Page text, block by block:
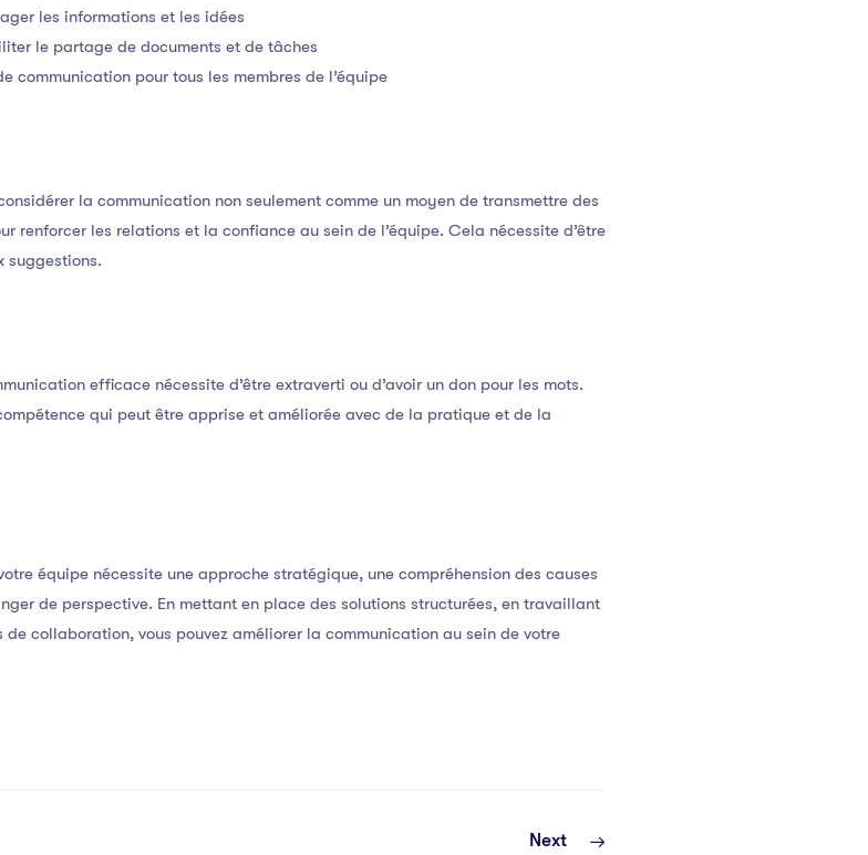
les informations et les idées
le partage de documents et de tâches
communication pour tous les membres de l’équipe
la communication non seulement comme un moyen de transmettre des
renforcer les relations et la confiance au sein de l’équipe. Cela nécessite d’être
suggestions.
efficace nécessite d’être extraverti ou d’avoir un don pour les mots.
qui peut être apprise et améliorée avec de la pratique et de la
équipe nécessite une approche stratégique, une compréhension des causes
de perspective. En mettant en place des solutions structurées, en travaillant
collaboration, vous pouvez améliorer la communication au sein de votre
Next